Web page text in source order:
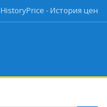
HistoryPrice - История цен